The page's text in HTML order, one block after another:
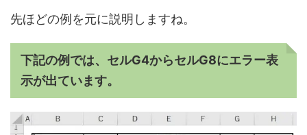
先ほどの例を元に説明しますね。
下記の例では、セルG4からセルG8にエラー表
示が出ています。